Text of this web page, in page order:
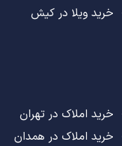
خرید ویلا در کیش
خرید املاک در تهران
خرید املاک در همدان